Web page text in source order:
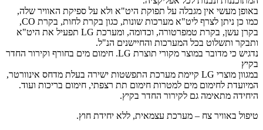
באופן מעשי אין מגבלה על תפוקת היט"א ולא על ספיקת האוויר שלה,
כמו כן ניתן לצרף ליט"א מערכות שונות, כגון בקרת לחות, בקרת CO,
בקרן עשן, בקרת טמפרטורה, וכדומה, ומערכת LG תפעיל את היט"א
ותבקר ותשלוט בכל המערכות והחיישנים הנ"ל.
נדגיש כי מדובר במוצר מקורי תוצרת LG. חימום מים בחורף וקירור החדר
בקיץ
במגוון מוצרי LG קיימת מערכת התפשטות ישירה בעלת מדחס אינוורטר,
המיועדת לחימום מים למטרות חימום תת רצפתי, חימום בריכות ועוד.
היחידה מתאימה גם לקירור החדר בקיץ.
טיפול באוויר צח – מערכת עצמאית, ללא יחידת חוץ.